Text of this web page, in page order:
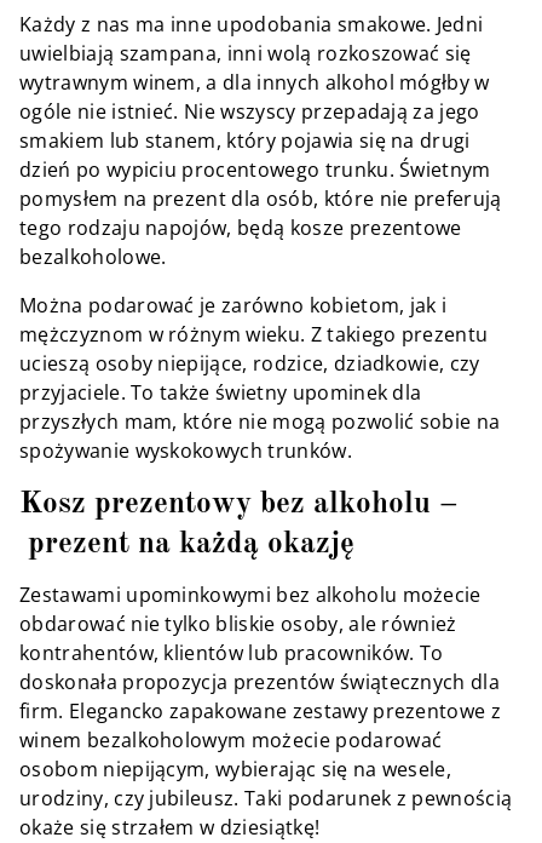
Każdy z nas ma inne upodobania smakowe. Jedni
uwielbiają szampana, inni wolą rozkoszować się
wytrawnym winem, a dla innych alkohol mógłby w
ogóle nie istnieć. Nie wszyscy przepadają za jego
smakiem lub stanem, który pojawia się na drugi
dzień po wypiciu procentowego trunku. Świetnym
pomysłem na prezent dla osób, które nie preferują
tego rodzaju napojów, będą kosze prezentowe
bezalkoholowe.
Można podarować je zarówno kobietom, jak i
mężczyznom w różnym wieku. Z takiego prezentu
ucieszą osoby niepijące, rodzice, dziadkowie, czy
przyjaciele. To także świetny upominek dla
przyszłych mam, które nie mogą pozwolić sobie na
spożywanie wyskokowych trunków.
Kosz prezentowy bez alkoholu –
prezent na każdą okazję
Zestawami upominkowymi bez alkoholu możecie
obdarować nie tylko bliskie osoby, ale również
kontrahentów, klientów lub pracowników. To
doskonała propozycja prezentów świątecznych dla
firm. Elegancko zapakowane zestawy prezentowe z
winem bezalkoholowym możecie podarować
osobom niepijącym, wybierając się na wesele,
urodziny, czy jubileusz. Taki podarunek z pewnością
okaże się strzałem w dziesiątkę!